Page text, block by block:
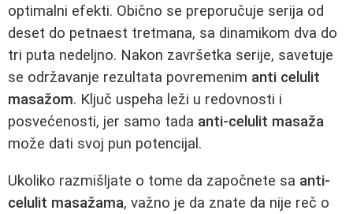
optimalni efekti. Obično se preporučuje serija od
deset do petnaest tretmana, sa dinamikom dva do
tri puta nedeljno. Nakon završetka serije, savetuje
se održavanje rezultata povremenim anti celulit
masažom. Ključ uspeha leži u redovnosti i
posvećenosti, jer samo tada anti-celulit masaža
može dati svoj pun potencijal.
Ukoliko razmišljate o tome da započnete sa anti-
celulit masažama, važno je da znate da nije reč o